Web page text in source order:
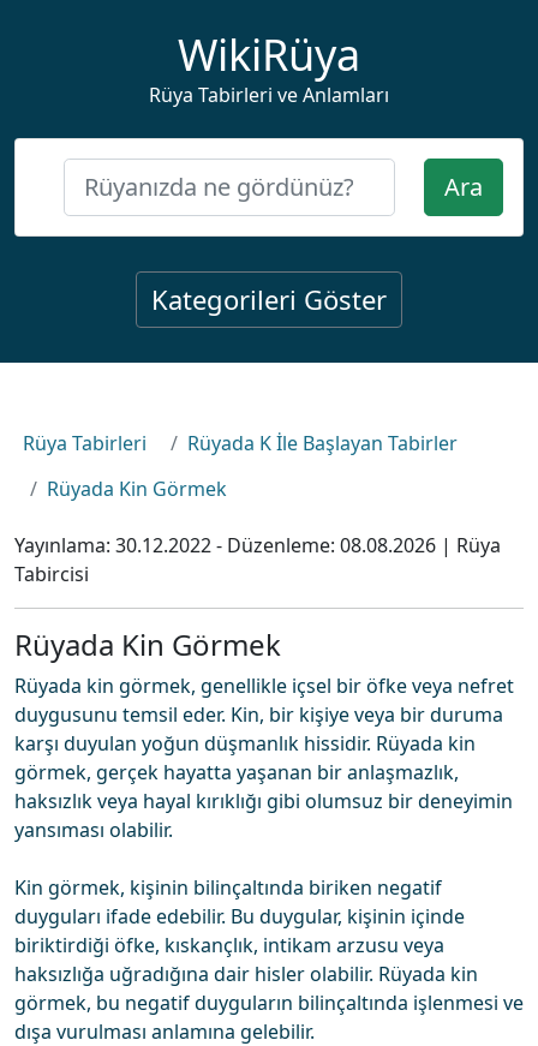
WikiRüya
Rüya Tabirleri ve Anlamları
Ara
Kategorileri Göster
Rüya Tabirleri
Rüyada K İle Başlayan Tabirler
Rüyada Kin Görmek
Yayınlama: 30.12.2022- Düzenleme: 08.08.2026 | Rüya
Tabircisi
Rüyada Kin Görmek
Rüyada kin görmek, genellikle içsel bir öfke veya nefret
duygusunu temsil eder. Kin, bir kişiye veya bir duruma
karşı duyulan yoğun düşmanlık hissidir. Rüyada kin
görmek, gerçek hayatta yaşanan bir anlaşmazlık,
haksızlık veya hayal kırıklığı gibi olumsuz bir deneyimin
yansıması olabilir.
Kin görmek, kişinin bilinçaltında biriken negatif
duyguları ifade edebilir. Bu duygular, kişinin içinde
biriktirdiği öfke, kıskançlık, intikam arzusu veya
haksızlığa uğradığına dair hisler olabilir. Rüyada kin
görmek, bu negatif duyguların bilinçaltında işlenmesi ve
dışa vurulması anlamına gelebilir.